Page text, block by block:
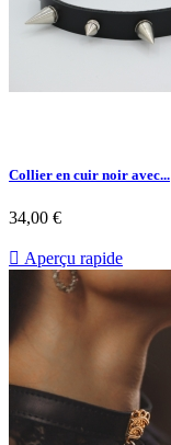
Collier en cuir noir avec...
34,00 €
 Aperçu rapide